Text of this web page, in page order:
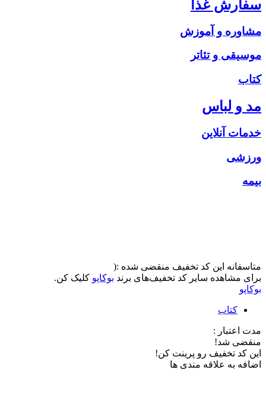
سفارش غذا
مشاوره و آموزش
موسیقی و تئاتر
کتاب
مد و لباس
خدمات آنلاین
ورزشی
بیمه
متاسفانه این کد تخفیف منقضی شده :(
برای مشاهده سایر کد تخفیف‌های برند بوکاپو کلیک کن.
بوکاپو
کتاب
مدت اعتبار :
منقضی شد!
این کد تخفیف رو پرینت کن!
اضافه به علاقه مندی ها